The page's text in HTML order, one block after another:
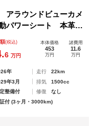
ラウンドビューカメ
パワーシート 本革シ
クルーズコントロー
アバック ＬＥＤヘッ
(税込)
6 万円
本体価格
453
万円
諸費用
11.6
万円
年 走行
22km
年3月 排気
1500cc
整備付 修復
なし
付 (3ヶ月・3000km)